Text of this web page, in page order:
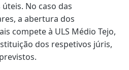
No caso das
a abertura dos
compete à ULS Médio Tejo,
dos respetivos júris,